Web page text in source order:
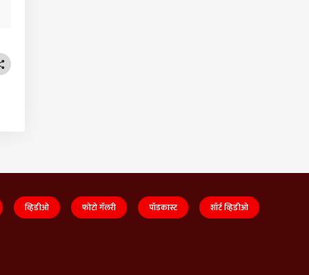
व्हिडीओ फोटो गॅलरी पॉडकास्ट शॉर्ट व्हिडीओ